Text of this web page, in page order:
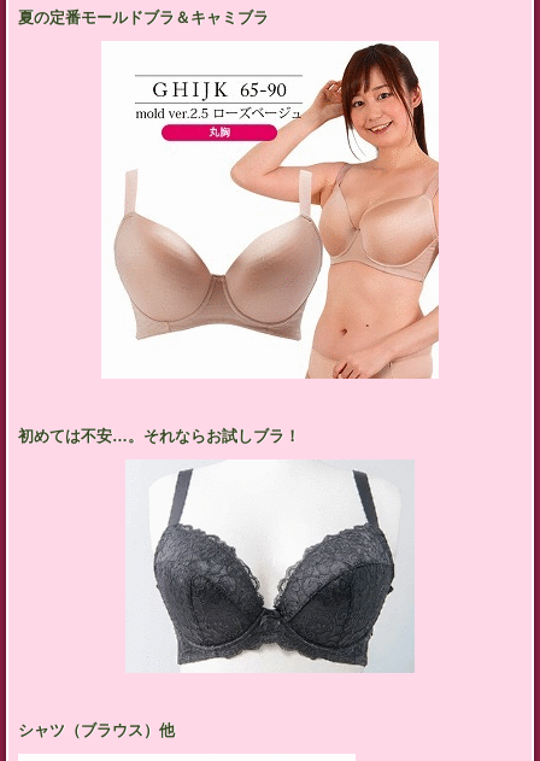
夏の定番モールドブラ＆キャミブラ
初めては不安…。それならお試しブラ！
シャツ（ブラウス）他